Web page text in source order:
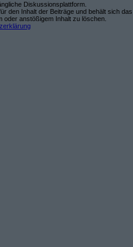
Diskussionsplattform.
den Inhalt der Beiträge und behält sich das
oder anstößigem Inhalt zu löschen.